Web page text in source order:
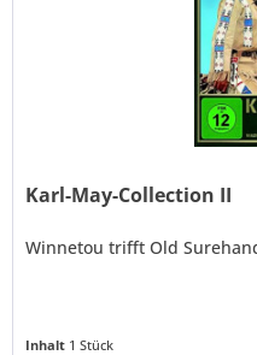
Karl-May-Collection II
Winnetou trifft Old
Inhalt 1 Stück